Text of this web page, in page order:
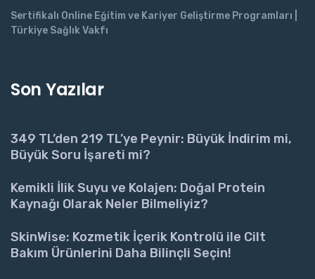
Sertifikalı Online Eğitim ve Kariyer Geliştirme Programları |
Türkiye Sağlık Vakfı
Son Yazılar
349 TL’den 219 TL’ye Peynir: Büyük İndirim mi,
Büyük Soru İşareti mi?
Kemikli İlik Suyu ve Kolajen: Doğal Protein
Kaynağı Olarak Neler Bilmeliyiz?
SkinWise: Kozmetik İçerik Kontrolü ile Cilt
Bakım Ürünlerini Daha Bilinçli Seçin!